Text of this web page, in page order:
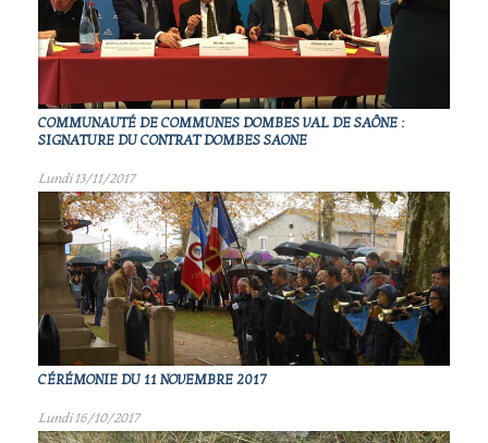
COMMUNAUTÉ DE COMMUNES DOMBES VAL DE SAÔNE :
SIGNATURE DU CONTRAT DOMBES SAONE
Lundi 13/11/2017
CÉRÉMONIE DU 11 NOVEMBRE 2017
Lundi 16/10/2017